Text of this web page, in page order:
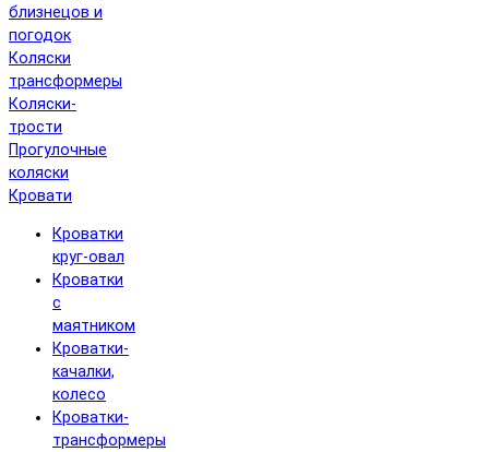
близнецов и
погодок
Коляски
трансформеры
Коляски-
трости
Прогулочные
коляски
Кровати
Кроватки
круг-овал
Кроватки
с
маятником
Кроватки-
качалки,
колесо
Кроватки-
трансформеры